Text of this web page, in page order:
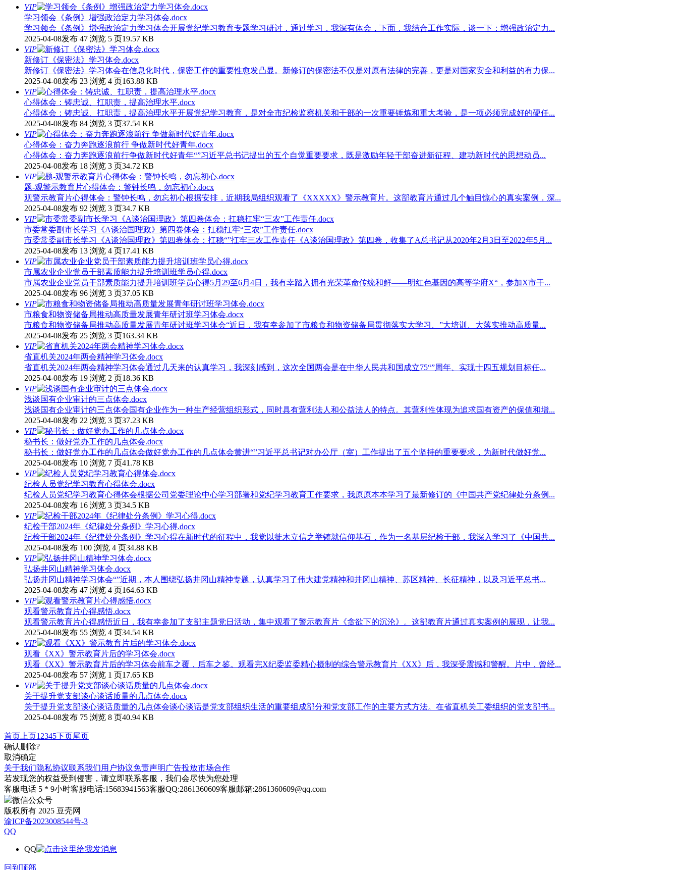
VIP
学习领会《条例》增强政治定力学习体会.docx
学习领会《条例》增强政治定力学习体会开展党纪学习教育专题学习研讨，通过学习，我深有体会，下面，我结合工作实际，谈一下：增强政治定力...
2025-04-08发布 47 浏览 5 页19.57 KB
VIP
新修订《保密法》学习体会.docx
新修订《保密法》学习体会在信息化时代，保密工作的重要性愈发凸显。新修订的保密法不仅是对原有法律的完善，更是对国家安全和利益的有力保...
2025-04-08发布 23 浏览 4 页163.88 KB
VIP
心得体会：铸忠诚、扛职责，提高治理水平.docx
心得体会：铸忠诚、扛职责，提高治理水平开展党纪学习教育，是对全市纪检监察机关和干部的一次重要锤炼和重大考验，是一项必须完成好的硬任...
2025-04-08发布 84 浏览 3 页37.54 KB
VIP
心得体会：奋力奔跑逐浪前行 争做新时代好青年.docx
心得体会：奋力奔跑逐浪前行争做新时代好青年“”习近平总书记提出的五个自觉重要要求，既是激励年轻干部奋进新征程、建功新时代的思想动员...
2025-04-08发布 18 浏览 3 页34.72 KB
VIP
题-观警示教育片心得体会：警钟长鸣，勿忘初心.docx
观警示教育片心得体会：警钟长鸣，勿忘初心根据安排，近期我局组织观看了《XXXXX》警示教育片。这部教育片通过几个触目惊心的真实案例，深...
2025-04-08发布 92 浏览 3 页34.7 KB
VIP
市委常委副市长学习《A谈治国理政》第四卷体会：扛稳扛牢“三农”工作责任.docx
市委常委副市长学习《A谈治国理政》第四卷体会：扛稳“”扛牢三农工作责任《A谈治国理政》第四卷，收集了A总书记从2020年2月3日至2022年5月...
2025-04-08发布 13 浏览 4 页17.41 KB
VIP
市属农业企业党员干部素质能力提升培训班学员心得.docx
市属农业企业党员干部素质能力提升培训班学员心得5月29至6月4日，我有幸踏入拥有光荣革命传统和鲜——明红色基因的高等学府X“，参加X市干...
2025-04-08发布 96 浏览 3 页37.05 KB
VIP
市粮食和物资储备局推动高质量发展青年研讨班学习体会.docx
市粮食和物资储备局推动高质量发展青年研讨班学习体会“近日，我有幸参加了市粮食和物资储备局贯彻落实大学习、”大培训、大落实推动高质量...
2025-04-08发布 25 浏览 3 页163.34 KB
VIP
省直机关2024年两会精神学习体会.docx
省直机关2024年两会精神学习体会通过几天来的认真学习，我深刻感到，这次全国两会是在中华人民共和国成立75“”周年、实现十四五规划目标任...
2025-04-08发布 19 浏览 2 页18.36 KB
VIP
浅谈国有企业审计的三点体会.docx
浅谈国有企业审计的三点体会国有企业作为一种生产经营组织形式，同时具有营利法人和公益法人的特点。其营利性体现为追求国有资产的保值和增...
2025-04-08发布 22 浏览 3 页37.23 KB
VIP
秘书长：做好党办工作的几点体会.docx
秘书长：做好党办工作的几点体会做好党办工作的几点体会黄进“”习近平总书记对办公厅（室）工作提出了五个坚持的重要要求，为新时代做好党...
2025-04-08发布 10 浏览 7 页41.78 KB
VIP
纪检人员党纪学习教育心得体会.docx
纪检人员党纪学习教育心得体会根据公司党委理论中心学习部署和党纪学习教育工作要求，我原原本本学习了最新修订的《中国共产党纪律处分条例...
2025-04-08发布 16 浏览 3 页34.5 KB
VIP
纪检干部2024年《纪律处分条例》学习心得.docx
纪检干部2024年《纪律处分条例》学习心得在新时代的征程中，我党以徙木立信之举铸就信仰基石，作为一名基层纪检干部，我深入学习了《中国共...
2025-04-08发布 100 浏览 4 页34.88 KB
VIP
弘扬井冈山精神学习体会.docx
弘扬井冈山精神学习体会“”近期，本人围绕弘扬井冈山精神专题，认真学习了伟大建党精神和井冈山精神、苏区精神、长征精神，以及习近平总书...
2025-04-08发布 47 浏览 4 页164.63 KB
VIP
观看警示教育片心得感悟.docx
观看警示教育片心得感悟近日，我有幸参加了支部主题党日活动，集中观看了警示教育片《贪欲下的沉沦》。这部教育片通过真实案例的展现，让我...
2025-04-08发布 55 浏览 4 页34.54 KB
VIP
观看《XX》警示教育片后的学习体会.docx
观看《XX》警示教育片后的学习体会前车之覆，后车之鉴。观看完X纪委监委精心摄制的综合警示教育片《XX》后，我深受震撼和警醒。片中，曾经...
2025-04-08发布 57 浏览 1 页17.65 KB
VIP
关于提升党支部谈心谈话质量的几点体会.docx
关于提升党支部谈心谈话质量的几点体会谈心谈话是党支部组织生活的重要组成部分和党支部工作的主要方式方法。在省直机关工委组织的党支部书...
2025-04-08发布 75 浏览 8 页40.94 KB
首页 上页1 2345下页尾页
确认删除?
取消确定
关于我们隐私协议联系我们用户协议免责声明 广告投放市场合作
若发现您的权益受到侵害，请立即联系客服，我们会尽快为您处理
客服电话 5 * 9小时客服电话:15683941563客服QQ:2861360609客服邮箱:2861360609@qq.com
微信公众号
版权所有 2025 豆壳网
渝ICP备2023008544号-3
QQ
QQ
回到顶部